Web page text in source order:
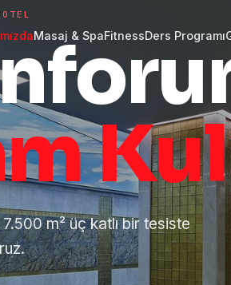
Masaj & SpaFitnessDers Programı
m² üç katlı bir tesiste